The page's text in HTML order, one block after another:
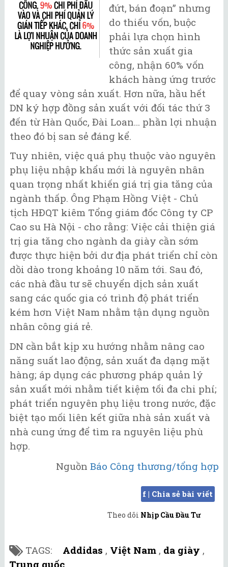
đứt, bán đoạn” nhưng
do thiếu vốn, buộc
phải lựa chọn hình
thức sản xuất gia
công, nhận 60% vốn
khách hàng ứng trước
để quay vòng sản xuất. Hơn nữa, hầu hết
DN ký hợp đồng sản xuất với đối tác thứ 3
đến từ Hàn Quốc, Đài Loan… phần lợi nhuận
theo đó bị san sẻ đáng kể.
Tuy nhiên, việc quá phụ thuộc vào nguyên
phụ liệu nhập khẩu mới là nguyên nhân
quan trọng nhất khiến giá trị gia tăng của
ngành thấp. Ông Phạm Hồng Việt - Chủ
tịch HĐQT kiêm Tổng giám đốc Công ty CP
Cao su Hà Nội - cho rằng: Việc cải thiện giá
trị gia tăng cho ngành da giày cần sớm
được thực hiện bởi dư địa phát triển chỉ còn
dồi dào trong khoảng 10 năm tới. Sau đó,
các nhà đầu tư sẽ chuyển dịch sản xuất
sang các quốc gia có trình độ phát triển
kém hơn Việt Nam nhằm tận dụng nguồn
nhân công giá rẻ.
DN cần bắt kịp xu hướng nhằm nâng cao
năng suất lao động, sản xuất đa dạng mặt
hàng; áp dụng các phương pháp quản lý
sản xuất mới nhằm tiết kiệm tối đa chi phí;
phát triển nguyên phụ liệu trong nước, đặc
biệt tạo mối liên kết giữa nhà sản xuất và
nhà cung ứng để tìm ra nguyên liệu phù
hợp.
Nguồn Báo Công thương/tổng hợp
f | Chia sẻ bài viết
Theo dõi Nhịp Cầu Đầu Tư
TAGS: Addidas , Việt Nam , da giày ,
Trung quốc